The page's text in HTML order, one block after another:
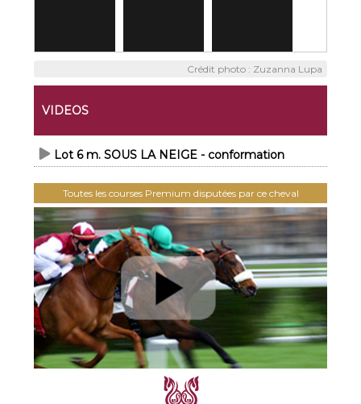
Crédit photo : Zuzanna Lupa
VIDEOS
Lot 6 m. SOUS LA NEIGE - conformation
Toutes les courses Premium disputées par ce cheval